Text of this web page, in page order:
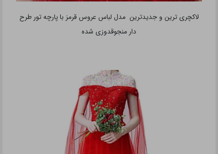
لاکچری ترین و جدیدترین مدل لباس عروس قرمز با پارچه تور طرح
دار منجوقدوزی شده